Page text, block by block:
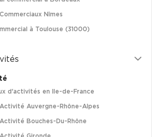
Nîmes
à Toulouse (31000)
d'activités en Ile-de-France
Auvergne-Rhône-Alpes
Bouches-Du-Rhône